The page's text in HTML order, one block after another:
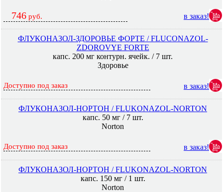
746 руб. в заказ!
ФЛУКОНАЗОЛ-ЗДОРОВЬЕ ФОРТЕ / FLUCONAZOL-
ZDOROVYE FORTE
капс. 200 мг контурн. ячейк. / 7 шт.
Здоровье
Доступно под заказ в заказ!
ФЛУКОНАЗОЛ-НОРТОН / FLUKONAZOL-NORTON
капс. 50 мг / 7 шт.
Norton
Доступно под заказ в заказ!
ФЛУКОНАЗОЛ-НОРТОН / FLUKONAZOL-NORTON
капс. 150 мг / 1 шт.
Norton